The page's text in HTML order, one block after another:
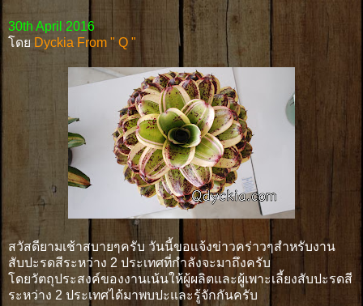
30th April 2016
โดย Dyckia From " Q "
สวัสดียามเช้าสบายๆครับ วันนี้ขอเเจ้งข่าวคร่าวๆสำหรับงาน
สับปะรดสีระหว่าง 2 ประเทศที่กำลังจะมาถึงครับ
โดยวัตถุประสงค์ของงานเน้นให้ผู้ผลิตและผู้เพาะเลี้ยงสับปะรดสี
ระหว่าง 2 ประเทศได้มาพบปะและรู้จักกันครับ